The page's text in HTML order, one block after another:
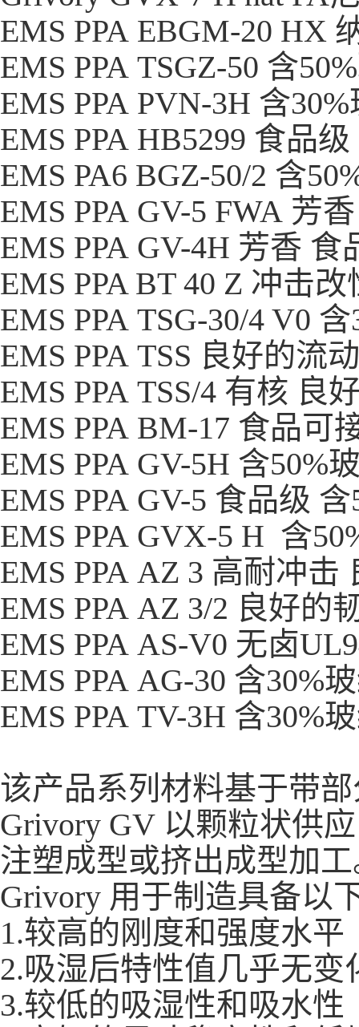
EMS PPA EBGM-20 HX
EMS PPA TSGZ-50 含
EMS PPA PVN-3H 含
EMS PPA HB5299 食品
EMS PA6 BGZ-50/2 含
EMS PPA GV-5 FWA 芳
EMS PPA GV-4H 芳香
EMS PPA BT 40 Z 冲击
EMS PPA TSG-30/4 V0
EMS PPA TSS 良好的流
EMS PPA TSS/4 有核 良
EMS PPA BM-17 食品可
EMS PPA GV-5H 含50%
EMS PPA GV-5 食品级
EMS PPA GVX-5 H 含
EMS PPA AZ 3 高耐冲击
EMS PPA AZ 3/2 良好的
EMS PPA AS-V0 无卤
EMS PPA AG-30 含30%
EMS PPA TV-3H 含30%
该产品系列材料基于带
Grivory GV 以颗粒状供
注塑成型或挤出成型加
Grivory 用于制造具备以
1.较高的刚度和强度水平
2.吸湿后特性值几乎无变
3.较低的吸湿性和吸水性